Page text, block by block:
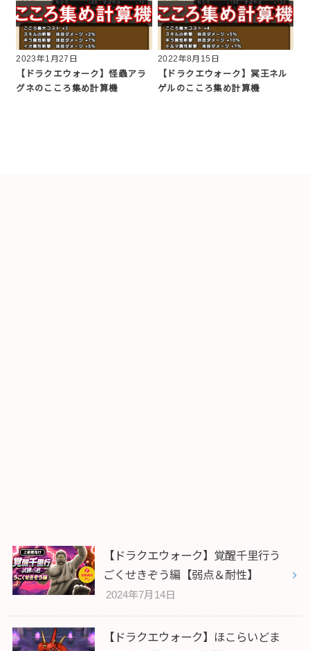
2023年1月27日
【ドラクエウォーク】怪蟲アラ
グネのこころ集め計算機
2022年8月15日
【ドラクエウォーク】冥王ネル
ゲルのこころ集め計算機
【ドラクエウォーク】覚醒千里行う
ごくせきぞう編【弱点＆耐性】
2024年7月14日
【ドラクエウォーク】ほこらいどま